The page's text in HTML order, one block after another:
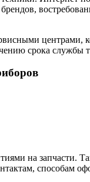
срока
на запчасти.
способам